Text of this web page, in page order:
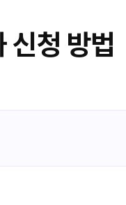
신청 방법